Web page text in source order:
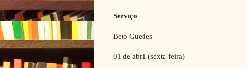
Serviço
Beto Guedes
01 de abril (sexta-feira)